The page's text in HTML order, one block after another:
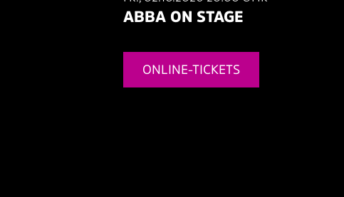
ABBA ON STAGE
ONLINE-TICKETS